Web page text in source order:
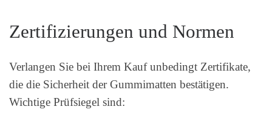
Zertifizierungen und Normen
Verlangen Sie bei Ihrem Kauf unbedingt Zertifikate,
die die Sicherheit der Gummimatten bestätigen.
Wichtige Prüfsiegel sind: